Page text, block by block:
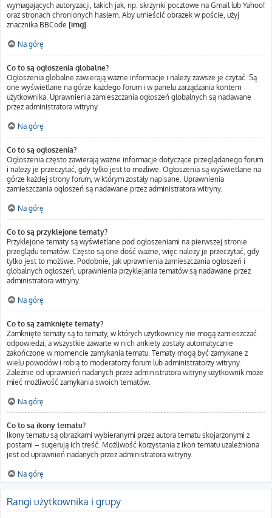
wymagających autoryzacji, takich jak, np. skrzynki pocztowe na Gmail lub Yahoo!
oraz stronach chronionych hasłem. Aby umieścić obrazek w poście, użyj
znacznika BBCode [img].
Na górę
Co to są ogłoszenia globalne?
Ogłoszenia globalne zawierają ważne informacje i należy zawsze je czytać. Są
one wyświetlane na górze każdego forum i w panelu zarządzania kontem
użytkownika. Uprawnienia zamieszczania ogłoszeń globalnych są nadawane
przez administratora witryny.
Na górę
Co to są ogłoszenia?
Ogłoszenia często zawierają ważne informacje dotyczące przeglądanego forum
i należy je przeczytać, gdy tylko jest to możliwe. Ogłoszenia są wyświetlane na
górze każdej strony forum, w którym zostały napisane. Uprawnienia
zamieszczania ogłoszeń są nadawane przez administratora witryny.
Na górę
Co to są przyklejone tematy?
Przyklejone tematy są wyświetlane pod ogłoszeniami na pierwszej stronie
przeglądu tematów. Często są one dość ważne, więc należy je przeczytać, gdy
tylko jest to możliwe. Podobnie, jak uprawnienia zamieszczania ogłoszeń i
globalnych ogłoszeń, uprawnienia przyklejania tematów są nadawane przez
administratora witryny.
Na górę
Co to są zamknięte tematy?
Zamknięte tematy są to tematy, w których użytkownicy nie mogą zamieszczać
odpowiedzi, a wszystkie zawarte w nich ankiety zostały automatycznie
zakończone w momencie zamykania tematu. Tematy mogą być zamykane z
wielu powodów i robią to moderatorzy forum lub administratorzy witryny.
Zależnie od uprawnień nadanych przez administratora witryny użytkownik może
mieć możliwość zamykania swoich tematów.
Na górę
Co to są ikony tematu?
Ikony tematu są obrazkami wybieranymi przez autora tematu skojarzonymi z
postami – sugerują ich treść. Możliwość korzystania z ikon tematu uzależniona
jest od uprawnień nadanych przez administratora witryny.
Na górę
Rangi użytkownika i grupy